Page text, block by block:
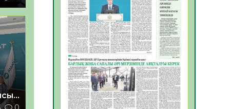
ЖАУАПТЫ ТАҢДАУ
06.08.2026
35
Инфекциялық ауруларға
қарсы иммундау
жұмыстарының тиімділігі
06.08.2026
36
Көкжөтел ауруы туралы